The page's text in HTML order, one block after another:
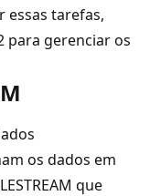
essas tarefas,
para gerenciar os
os dados em
que